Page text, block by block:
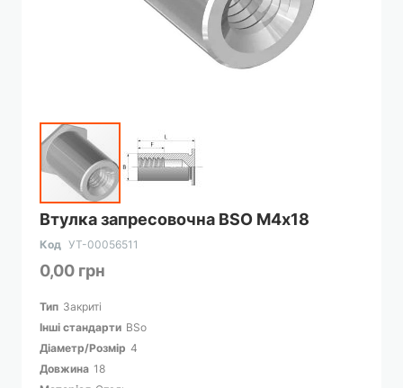
Втулка запресовочна BSO М4х18
Код УТ-00056511
0,00 грн
Тип Закриті
Інші стандарти BSo
Діаметр/Розмір 4
Довжина 18
Перейти
до
початку
зображень